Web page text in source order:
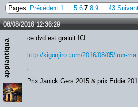
Pages: Précédent 1 … 5 6 7 8 9 … 43 Suivant
08/08/2016 12:36:29
appiantiqua
ce dvd est gratuit ICI
http://kigonjiro.com/2016/08/05/iron-
Prix Janick Gers 2015 & prix Eddie